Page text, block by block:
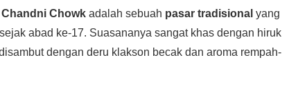
Chandni Chowk adalah sebuah pasar tradisional yang
abad ke-17. Suasananya sangat khas dengan hiruk
dengan deru klakson becak dan aroma rempah-